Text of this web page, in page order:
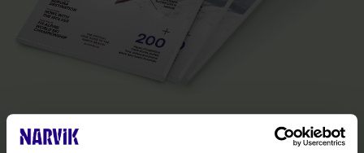
Den offisielle Narvik-guiden